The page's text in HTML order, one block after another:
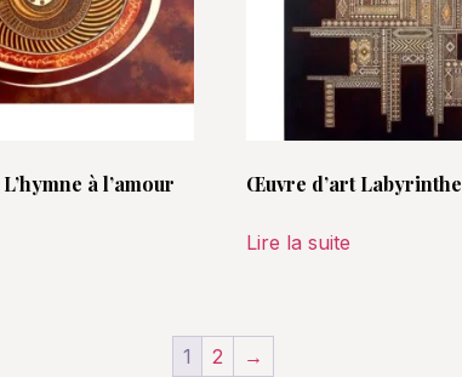
à l’amour Œuvre d’art Labyrinthe
Lire la suite
1 2 →